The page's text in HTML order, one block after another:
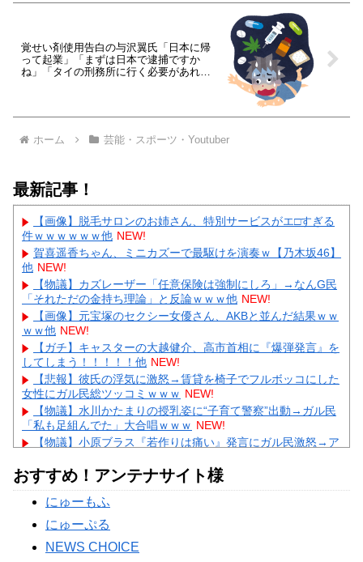
覚せい剤使用告白の与沢翼氏「日本に帰
って起業」「まずは日本で逮捕ですか
ね」「タイの刑務所に行く必要があれば
ホーム 芸能・スポーツ・Youtuber
最新記事！
【画像】脱毛サロンのお姉さん、特別サービスがエ□すぎる
件ｗｗｗｗｗｗ他 NEW!
賀喜遥香ちゃん、ミニカズーで最駆けを演奏ｗ【乃木坂46】
他 NEW!
【物議】カズレーザー「任意保険は強制にしろ」→なんG民
「それただの金持ち理論」と反論ｗｗｗ他 NEW!
【画像】元宝塚のセクシー女優さん、AKBと並んだ結果ｗｗ
ｗｗ他 NEW!
【ガチ】キャスターの大越健介、高市首相に『爆弾発言』を
してしまう！！！！！他 NEW!
【悲報】彼氏の浮気に激怒→賃貸を椅子でフルボッコにした
女性にガル民総ツッコミｗｗｗ NEW!
【物議】水川かたまりの授乳姿に“子育て警察”出動→ガル民
「私も足組んでた」大合唱ｗｗｗ NEW!
【物議】小原ブラス『若作りは痛い』発言にガル民激怒→ア
【物議】長瀬智也の“スネハラ”謝罪ネタにガル民総ツッコミ
→まさかのオチにｗｗｗ
【完全まとめ】親の介護と老後の不安｜ガル民のリアル体験
談を総整理
Powered by livedoor 相互RSS
おすすめ！アンテナサイト様
にゅーもふ
にゅーぷる
NEWS CHOICE